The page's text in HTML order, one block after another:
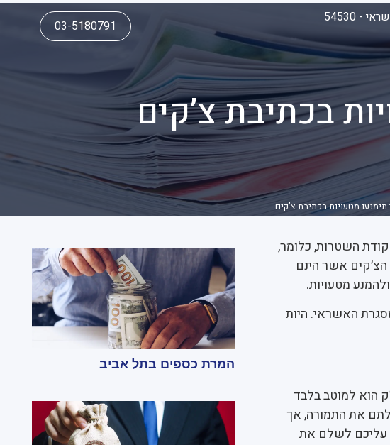
- 54530
03-5180791
בכתיבת צ’קים
תימנעו מטעויות בכתיבת צ’קים
השטרות, כלומר,
הצ׳קים אשר הינם
מטעויות.
האשראי. היות
הוא למוטב בלבד
את התמורה, אך
עליכם לשלם את
המרת כספים בתל אביב